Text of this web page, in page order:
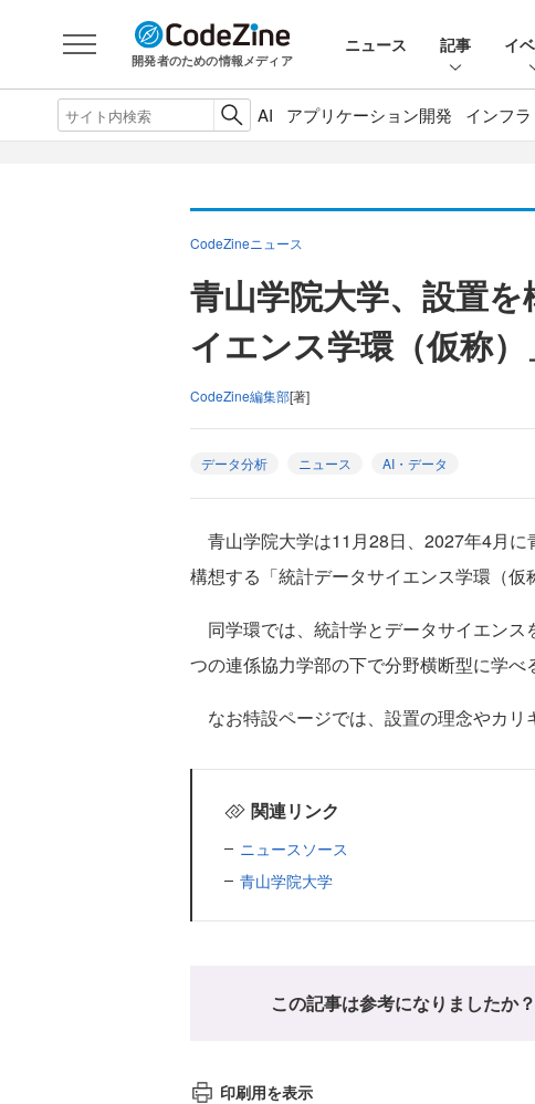
開発者のための情報メディア
ニュース 記事 イ
AI アプリケーション開発 インフラ
CodeZineニュース
青山学院大学、設置
イエンス学環（仮称
CodeZine編集部[著]
データ分析 ニュース AI・データ
青山学院大学は11月28日、2027年4月
構想する「統計データサイエンス学環（仮
同学環では、統計学とデータサイエン
つの連係協力学部の下で分野横断型に学べ
なお特設ページでは、設置の理念やカリ
関連リンク
ニュースソース
青山学院大学
この記事は参考になりましたか？
印刷用を表示